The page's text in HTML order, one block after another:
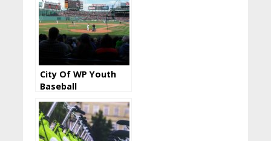
City Of WP Youth
Baseball